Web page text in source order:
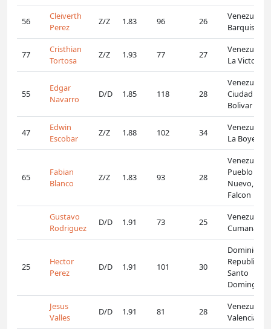
56
Cleiverth
Perez
Z/Z 1.83 96 26
Venezuela,
77
Cristhian
Tortosa
Z/Z 1.93 77 27
Venezuela,
La Victoria
55
Edgar
Navarro
D/D 1.85 118 28
Venezuela,
Ciudad
Bolivar
47
Edwin
Escobar
Z/Z 1.88 102 34
Venezuela,
La Boyera
65
Fabian
Blanco
Z/Z 1.83 93 28
Venezuela,
Pueblo
Nuevo, Edo.
Falcon
Gustavo
Rodriguez
D/D 1.91 73 25
Venezuela,
Cumana
25
Hector
Perez
D/D 1.91 101 30
Dominican
Republic,
Santo
Domingo
Jesus
Valles
D/D 1.91 81 28
Venezuela,
Valencia